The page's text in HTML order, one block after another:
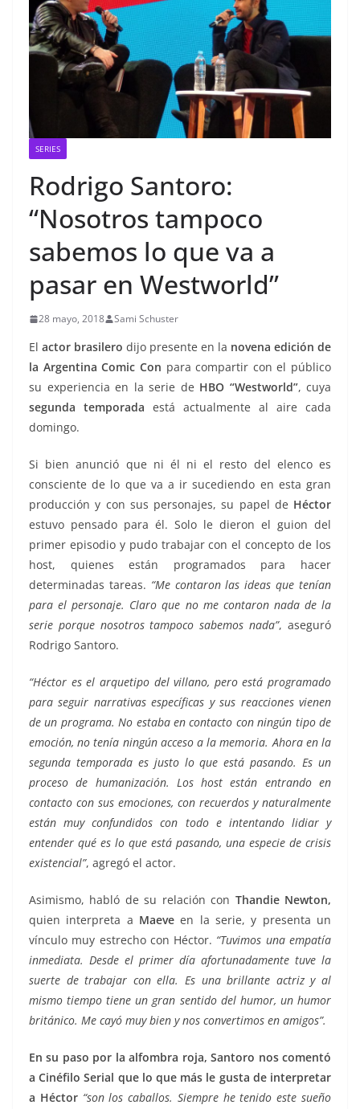
SERIES
Rodrigo Santoro:
“Nosotros tampoco
sabemos lo que va a
pasar en Westworld”
28 mayo, 2018 Sami Schuster
El actor brasilero dijo presente en la novena edición de
la Argentina Comic Con para compartir con el público
su experiencia en la serie de HBO “Westworld”, cuya
segunda temporada está actualmente al aire cada
domingo.
Si bien anunció que ni él ni el resto del elenco es
consciente de lo que va a ir sucediendo en esta gran
producción y con sus personajes, su papel de Héctor
estuvo pensado para él. Solo le dieron el guion del
primer episodio y pudo trabajar con el concepto de los
host, quienes están programados para hacer
determinadas tareas. “Me contaron las ideas que tenían
para el personaje. Claro que no me contaron nada de la
serie porque nosotros tampoco sabemos nada”, aseguró
Rodrigo Santoro.
“Héctor es el arquetipo del villano, pero está programado
para seguir narrativas específicas y sus reacciones vienen
de un programa. No estaba en contacto con ningún tipo de
emoción, no tenía ningún acceso a la memoria. Ahora en la
segunda temporada es justo lo que está pasando. Es un
proceso de humanización. Los host están entrando en
contacto con sus emociones, con recuerdos y naturalmente
están muy confundidos con todo e intentando lidiar y
entender qué es lo que está pasando, una especie de crisis
existencial”, agregó el actor.
Asimismo, habló de su relación con Thandie Newton,
quien interpreta a Maeve en la serie, y presenta un
vínculo muy estrecho con Héctor. “Tuvimos una empatía
inmediata. Desde el primer día afortunadamente tuve la
suerte de trabajar con ella. Es una brillante actriz y al
mismo tiempo tiene un gran sentido del humor, un humor
británico. Me cayó muy bien y nos convertimos en amigos”.
En su paso por la alfombra roja, Santoro nos comentó
a Cinéfilo Serial que lo que más le gusta de interpretar
a Héctor “son los caballos. Siempre he tenido este sueño